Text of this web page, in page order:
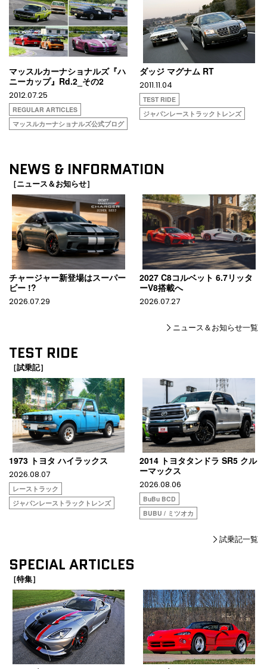
マッスルカーナショナルズ『ハ
ニーカップ』Rd.2_その2
2012.07.25
REGULAR ARTICLES
マッスルカーナショナルズ公式ブログ
ダッジ マグナム RT
2011.11.04
TEST RIDE
ジャパンレーストラックトレンズ
NEWS & INFORMATION
［ニュース＆お知らせ］
チャージャー新登場はスーパー
ビー !?
2026.07.29
2027 C8コルベット 6.7リッタ
ーV8搭載へ
2026.07.27
ニュース＆お知らせ一覧
TEST RIDE
［試乗記］
1973 トヨタ ハイラックス
2026.08.07
レーストラック
ジャパンレーストラックトレンズ
2014 トヨタタンドラ SR5 クル
ーマックス
2026.08.06
BuBu BCD
BUBU / ミツオカ
試乗記一覧
SPECIAL ARTICLES
［特集］